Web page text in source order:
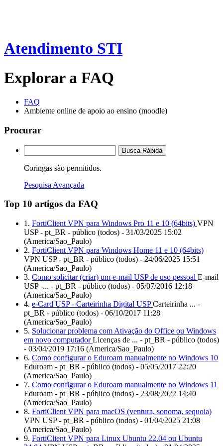
Atendimento STI
Explorar a FAQ
FAQ
Ambiente online de apoio ao ensino (moodle)
Procurar
Busca Rápida
Coringas são permitidos.
Pesquisa Avançada
Top 10 artigos da FAQ
1. FortiClient VPN para Windows Pro 11 e 10 (64bits) VPN
USP - pt_BR - público (todos) - 31/03/2025 15:02
(America/Sao_Paulo)
2. FortiClient VPN para Windows Home 11 e 10 (64bits)
VPN USP - pt_BR - público (todos) - 24/06/2025 15:51
(America/Sao_Paulo)
3. Como solicitar (criar) um e-mail USP de uso pessoal E-mail
USP -... - pt_BR - público (todos) - 05/07/2016 12:18
(America/Sao_Paulo)
4. e-Card USP - Carteirinha Digital USPCarteirinha ... -
pt_BR - público (todos) - 06/10/2017 11:28
(America/Sao_Paulo)
5. Solucionar problema com Ativação do Office ou Windows
em novo computadorLicenças de ... - pt_BR - público (todos)
- 03/04/2019 17:16 (America/Sao_Paulo)
6. Como configurar o Eduroam manualmente no Windows 10
Eduroam - pt_BR - público (todos) - 05/05/2017 22:20
(America/Sao_Paulo)
7. Como configurar o Eduroam manualmente no Windows 11
Eduroam - pt_BR - público (todos) - 23/08/2022 14:40
(America/Sao_Paulo)
8. FortiClient VPN para macOS (ventura, sonoma, sequoia)
VPN USP - pt_BR - público (todos) - 01/04/2025 21:08
(America/Sao_Paulo)
9. FortiClient VPN para Linux Ubuntu 22.04 ou Ubuntu